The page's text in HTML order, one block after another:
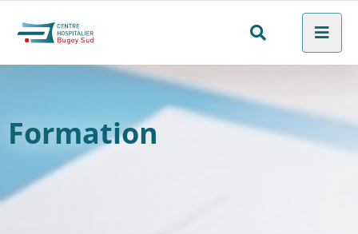
Aller à la recherche
Rechercher
le
site
Formation